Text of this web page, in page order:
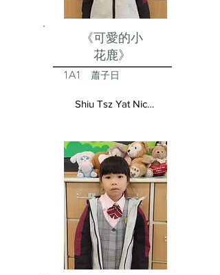
《可愛的小
花鹿》
1A1 蕭子日
Shiu Tsz Yat Nicolas